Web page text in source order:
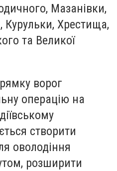
Мазанівки,
Курульки, Хрестища,
та Великої
ворог
операцію на
створити
оволодіння
розширити